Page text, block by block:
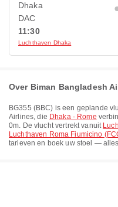
Dhaka
DAC
11:30
Luchthaven Dhaka
Over Biman Bangladesh
BG355 (BBC) is een geplande
Airlines, die Dhaka - Rome
0m. De vlucht vertrekt vanuit
Luchthaven Roma Fiumicino
tarieven en boek uw stoel —